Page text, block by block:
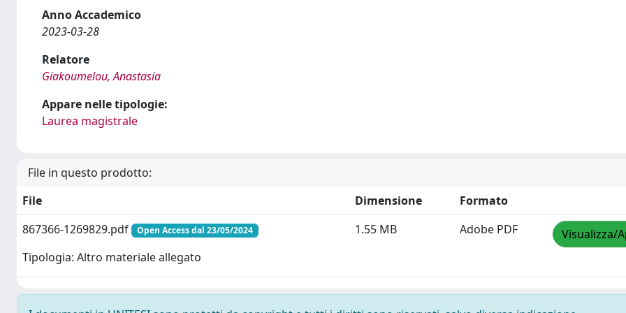
Anno Accademico
2023-03-28
Relatore
Giakoumelou, Anastasia
Appare nelle tipologie:
Laurea magistrale
File in questo prodotto:
File
Dimensione
Formato
867366-1269829.pdf
Open Access dal 23/05/2024
Tipologia: Altro materiale allegato
1.55 MB Adobe PDF Visualizza/